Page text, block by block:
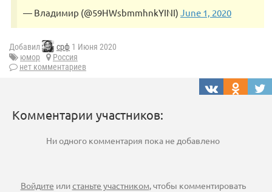
— Владимир (@59HWsbmmhnkYINI) June 1, 2020
Добавил срф 1 Июня 2020
юмор
Россия
нет комментариев
Комментарии участников:
Ни одного комментария пока не добавлено
Войдите илистаньте участником, чтобы комментировать